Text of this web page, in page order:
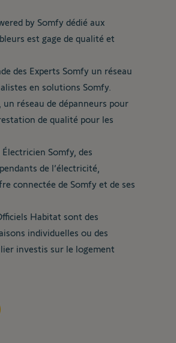
by Somfy dédié aux
est gage de qualité et
des Experts Somfy un réseau
en solutions Somfy.
un réseau de dépanneurs pour
de qualité pour les
Somfy, des
de l’électricité,
connectée de Somfy et de ses
Habitat sont des
individuelles ou des
investis sur le logement